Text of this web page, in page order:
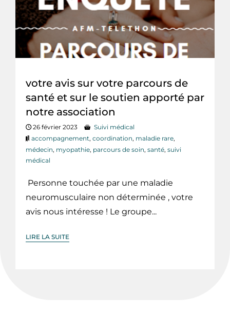
votre avis sur votre parcours de
santé et sur le soutien apporté par
notre association
26 février 2023
Suivi médical
accompagnement, coordination, maladie rare,
médecin, myopathie, parcours de soin, santé, suivi
médical
Personne touchée par une maladie
neuromusculaire non déterminée , votre
avis nous intéresse ! Le groupe...
LIRE LA SUITE